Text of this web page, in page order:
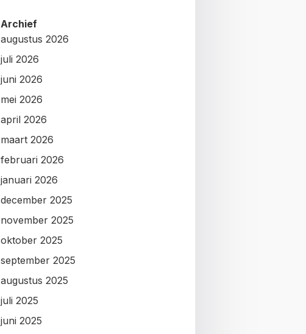
Archief
augustus 2026
juli 2026
juni 2026
mei 2026
april 2026
maart 2026
februari 2026
januari 2026
december 2025
november 2025
oktober 2025
september 2025
augustus 2025
juli 2025
juni 2025